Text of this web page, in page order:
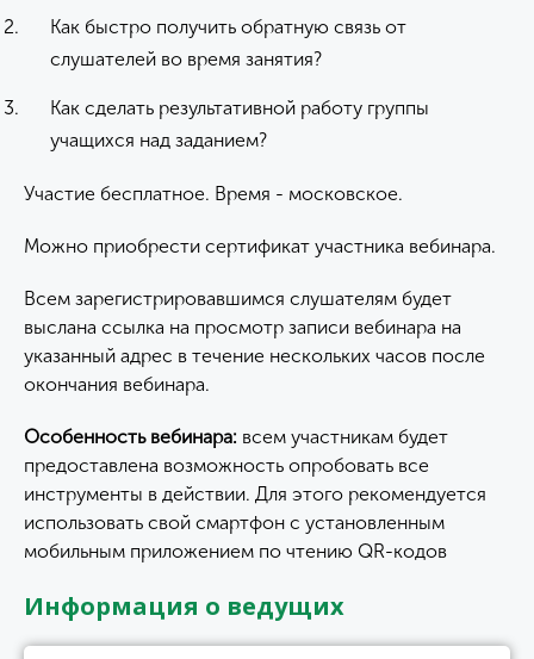
Как быстро получить обратную связь от
слушателей во время занятия?
Как сделать результативной работу группы
учащихся над заданием?
Участие бесплатное. Время - московское.
Можно приобрести сертификат участника вебинара.
Всем зарегистрировавшимся слушателям будет
выслана ссылка на просмотр записи вебинара на
указанный адрес в течение нескольких часов после
окончания вебинара.
Особенность вебинара: всем участникам будет
предоставлена возможность опробовать все
инструменты в действии. Для этого рекомендуется
использовать свой смартфон с установленным
мобильным приложением по чтению QR-кодов
Информация о ведущих